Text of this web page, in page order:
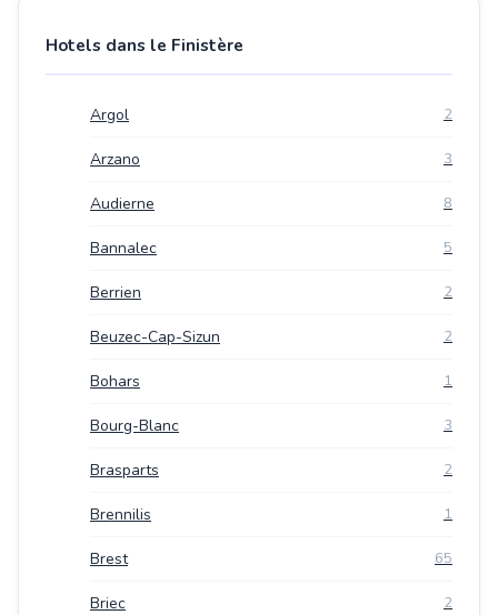
Hotels dans le Finistère
Argol 2
Arzano 3
Audierne 8
Bannalec 5
Berrien 2
Beuzec-Cap-Sizun 2
Bohars 1
Bourg-Blanc 3
Brasparts 2
Brennilis 1
Brest 65
Briec 2